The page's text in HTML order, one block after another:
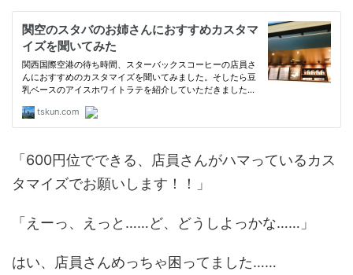
「600円位でできる、店員さんがハマっているカス
タマイズでお願いします！！」
「えーっ、えっと……ど、どうしよっかな……」
はい、店員さんめっちゃ困ってました……